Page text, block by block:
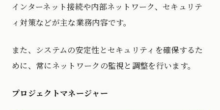
インターネット接続や内部ネットワーク、セキュリテ
ィ対策などが主な業務内容です。
また、システムの安定性とセキュリティを確保するた
めに、常にネットワークの監視と調整を行います。
プロジェクトマネージャー